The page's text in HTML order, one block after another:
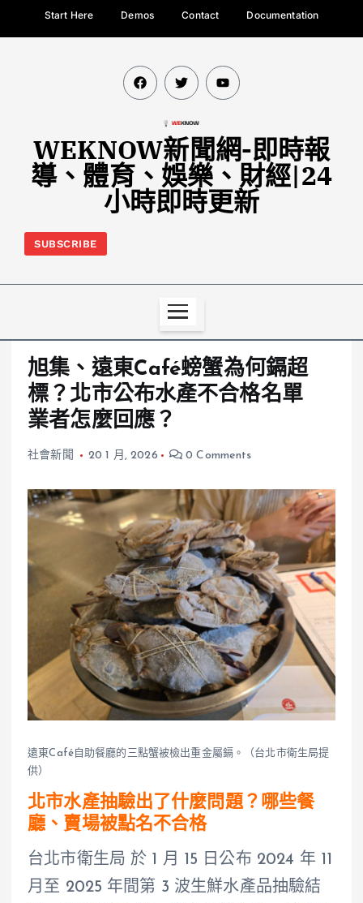
Start Here Demos Contact Documentation
WEKNOW新聞網-即時報
導、體育、娛樂、財經|24
小時即時更新
SUBSCRIBE
旭集、遠東Café螃蟹為何鎘超
標？北市公布水產不合格名單
業者怎麼回應？
社會新聞 20 1 月, 2026 0 Comments
遠東Café自助餐廳的三點蟹被檢出重金屬鎘。（台北市衛生局提
供）
北市水產抽驗出了什麼問題？哪些餐
廳、賣場被點名不合格
台北市衛生局 於 1 月 15 日公布 2024 年 11
月至 2025 年間第 3 波生鮮水產品抽驗結